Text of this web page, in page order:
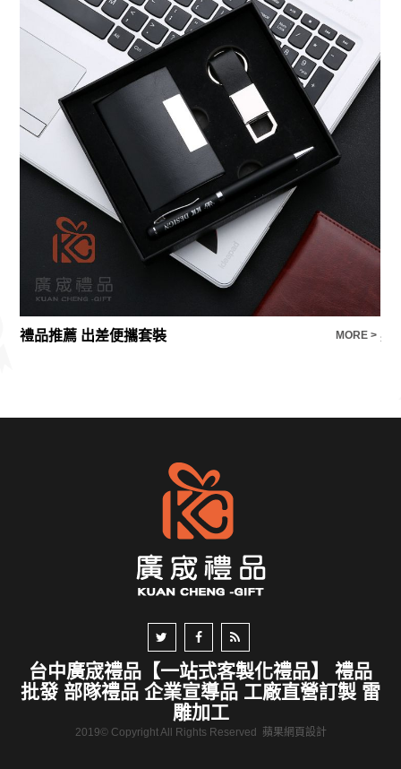
禮品推薦 出差便攜套裝 MORE > 英
台中廣宬禮品【一站式客製化禮品】 禮品
批發 部隊禮品 企業宣導品 工廠直營訂製 雷
雕加工
2019© Copyright All Rights Reserved 蘋果網頁設計